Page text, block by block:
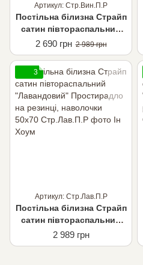
Артикул: Стр.Вин.П.Р
Постільна білизна Страйп
сатин півтораспальний
"Виноградний"
Простирадло на резинці,
наволочки 50х70
2 690 грн 2 989 грн
3
Артикул: Стр.Лав.П.Р
Постільна білизна Страйп
сатин півтораспальний
"Лавандовий"
Простирадло на резинці,
2 989 грн